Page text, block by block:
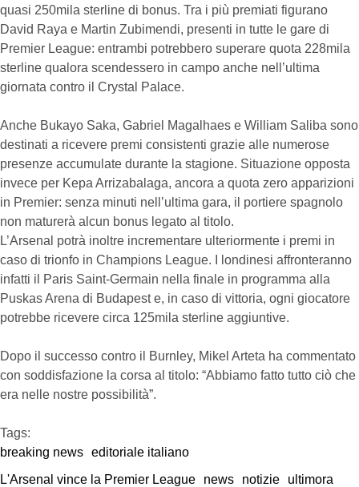
quasi 250mila sterline di bonus. Tra i più premiati figurano
David Raya e Martin Zubimendi, presenti in tutte le gare di
Premier League: entrambi potrebbero superare quota 228mila
sterline qualora scendessero in campo anche nell’ultima
giornata contro il Crystal Palace.
Anche Bukayo Saka, Gabriel Magalhaes e William Saliba sono
destinati a ricevere premi consistenti grazie alle numerose
presenze accumulate durante la stagione. Situazione opposta
invece per Kepa Arrizabalaga, ancora a quota zero apparizioni
in Premier: senza minuti nell’ultima gara, il portiere spagnolo
non maturerà alcun bonus legato al titolo.
L’Arsenal potrà inoltre incrementare ulteriormente i premi in
caso di trionfo in Champions League. I londinesi affronteranno
infatti il Paris Saint-Germain nella finale in programma alla
Puskas Arena di Budapest e, in caso di vittoria, ogni giocatore
potrebbe ricevere circa 125mila sterline aggiuntive.
Dopo il successo contro il Burnley, Mikel Arteta ha commentato
con soddisfazione la corsa al titolo: “Abbiamo fatto tutto ciò che
era nelle nostre possibilità”.
Tags:
breaking news editoriale italiano
L'Arsenal vince la Premier League
news notizie ultimora